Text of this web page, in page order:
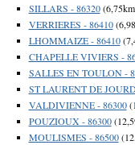
SILLARS - 86320
VERRIERES - 86410
LHOMMAIZE - 86410
CHAPELLE VIVIERS -
SALLES EN TOULON -
ST LAURENT DE
VALDIVIENNE - 86300
POUZIOUX - 86300
MOULISMES - 86500